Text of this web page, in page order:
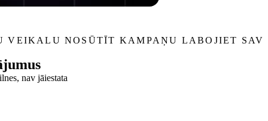
VEIKALU NOSŪTĪT KAMPAŅU LABOJIET
nav jāiestata